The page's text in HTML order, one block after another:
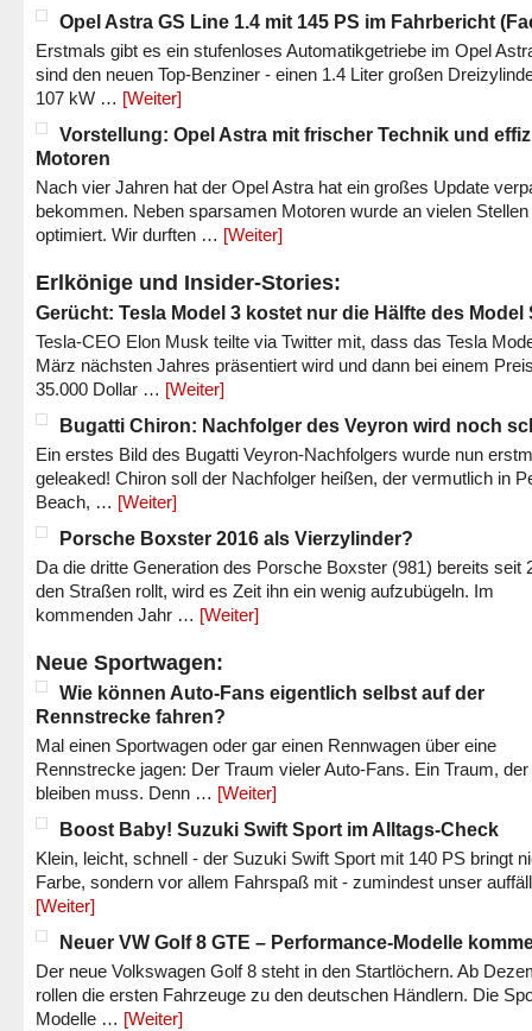
Opel Astra GS Line 1.4 mit 145 PS im Fahrbericht
Erstmals gibt es ein stufenloses Automatikgetriebe im Opel
sind den neuen Top-Benziner - einen 1.4 Liter großen
107 kW … [Weiter]
Vorstellung: Opel Astra mit frischer Technik und
Motoren
Nach vier Jahren hat der Opel Astra hat ein großes Update
bekommen. Neben sparsamen Motoren wurde an vielen Stellen
optimiert. Wir durften … [Weiter]
Erlkönige und Insider-Stories:
Gerücht: Tesla Model 3 kostet nur die Hälfte des Model
Tesla-CEO Elon Musk teilte via Twitter mit, dass das Tesla
März nächsten Jahres präsentiert wird und dann bei einem
35.000 Dollar … [Weiter]
Bugatti Chiron: Nachfolger des Veyron wird noch
Ein erstes Bild des Bugatti Veyron-Nachfolgers wurde nun
geleaked! Chiron soll der Nachfolger heißen, der vermutlich in
Beach, … [Weiter]
Porsche Boxster 2016 als Vierzylinder?
Da die dritte Generation des Porsche Boxster (981) bereits seit
den Straßen rollt, wird es Zeit ihn ein wenig aufzubügeln. Im
kommenden Jahr … [Weiter]
Neue Sportwagen:
Wie können Auto-Fans eigentlich selbst auf der
Rennstrecke fahren?
Mal einen Sportwagen oder gar einen Rennwagen über eine
Rennstrecke jagen: Der Traum vieler Auto-Fans. Ein Traum,
bleiben muss. Denn … [Weiter]
Boost Baby! Suzuki Swift Sport im Alltags-Check
Klein, leicht, schnell - der Suzuki Swift Sport mit 140 PS bringt
Farbe, sondern vor allem Fahrspaß mit - zumindest unser
[Weiter]
Neuer VW Golf 8 GTE – Performance-Modelle
Der neue Volkswagen Golf 8 steht in den Startlöchern. Ab
rollen die ersten Fahrzeuge zu den deutschen Händlern. Die
Modelle … [Weiter]